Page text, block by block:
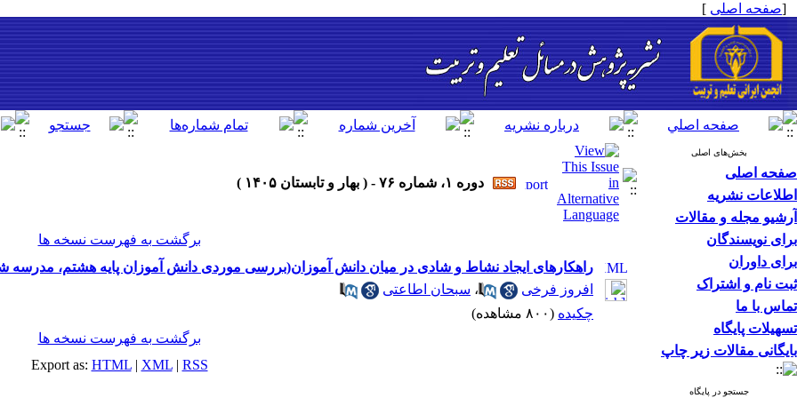
[صفحه اصلی ]
بخش‌های اصلی
صفحه اصلی
اطلاعات نشریه
آرشیو مجله و مقالات
برای نویسندگان
برای داوران
ثبت نام و اشتراک
تماس با ما
تسهیلات پایگاه
بایگانی مقالات زیر چاپ
جستجو در پایگاه
دوره ۱، شماره ۷۶ - ( بهار و تابستان ۱۴۰۵ )
برگشت به فهرست نسخه ها
راهکارهای ایجاد نشاط و شادی در میان دانش آموزان(بررسی موردی دانش آموزان پایه هشتم، مدرسه
افروز فرخی
، سبحان اطاعتی
چکیده (۸۰۰ مشاهده)
برگشت به فهرست نسخه ها
Export as: HTML| XML| RSS